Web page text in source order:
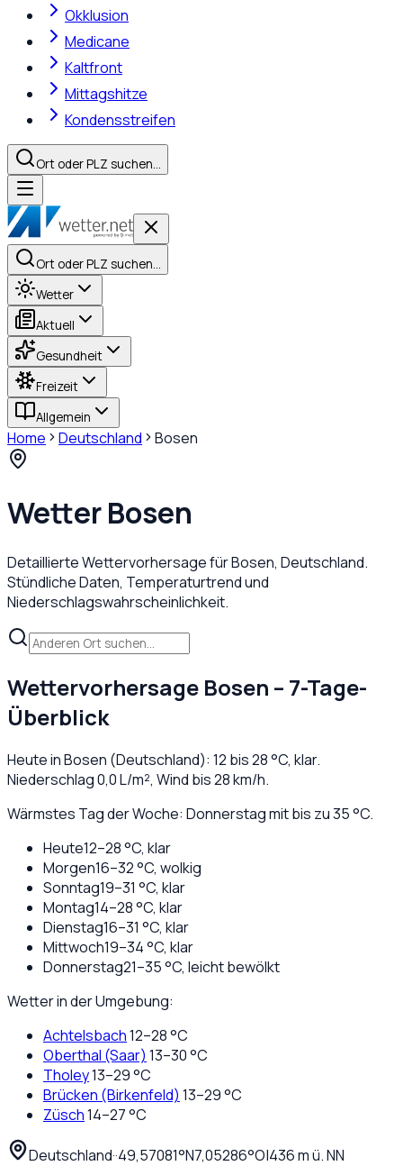
Okklusion
Medicane
Kaltfront
Mittagshitze
Kondensstreifen
Ort oder PLZ suchen…
Ort oder PLZ suchen…
Wetter
Aktuell
Gesundheit
Freizeit
Allgemein
Home Deutschland Bosen
WetterBosen
Detaillierte Wettervorhersage fürBosen, Deutschland.
Stündliche Daten, Temperaturtrend und
Niederschlagswahrscheinlichkeit.
Wettervorhersage Bosen – 7-Tage-
Überblick
Heute inBosen (Deutschland): 12 bis28°C, klar.
Niederschlag0,0L/m², Wind bis28km/h.
Wärmstes Tag der Woche: Donnerstag mit bis zu 35 °C.
Heute12–28°C, klar
Morgen16–32°C, wolkig
Sonntag19–31 °C, klar
Montag14–28°C, klar
Dienstag16–31 °C, klar
Mittwoch19–34°C, klar
Donnerstag21–35°C, leicht bewölkt
Wetter in der Umgebung:
Achtelsbach12–28°C
Oberthal (Saar) 13–30°C
Tholey13–29°C
Brücken (Birkenfeld) 13–29°C
Züsch14–27°C
Deutschland··49,57081°N7,05286°O|436m ü. NN